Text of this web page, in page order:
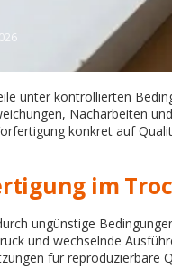
unter kontrollierten
Nacharbeiten
konkret auf
im
ungünstige
und wechselnde
für reproduzierbare